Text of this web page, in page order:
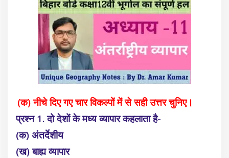
(क) नीचे दिए गए चार विकल्पों में से सही उत्तर चुनिए।
प्रश्न 1. दो देशों के मध्य व्यापार कहलाता है-
(क) अंतर्देशीय
(ख) बाह्य व्यापार